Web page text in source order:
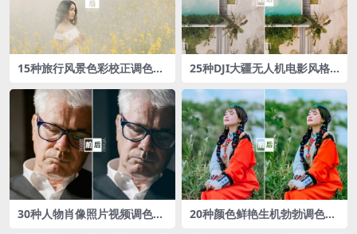
15种旅行风景色彩校正调色L
25种DJI大疆无人机电影风格L
30种人物肖像照片视频调色L
20种颜色鲜艳生机勃勃调色L